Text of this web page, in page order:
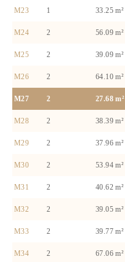
M23 1 33.25 m²
M24 2 56.09 m²
M25 2 39.09 m²
M26 2 64.10 m²
M27 2 27.68 m²
M28 2 38.39 m²
M29 2 37.96 m²
M30 2 53.94 m²
M31 2 40.62 m²
M32 2 39.05 m²
M33 2 39.77 m²
M34 2 67.06 m²